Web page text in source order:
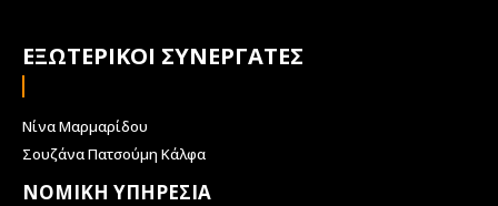
ΕΞΩΤΕΡΙΚΟΙ ΣΥΝΕΡΓΑΤΕΣ
Νίνα Μαρμαρίδου
Σουζάνα Πατσούμη Κάλφα
ΝΟΜΙΚΗ ΥΠΗΡΕΣΙΑ